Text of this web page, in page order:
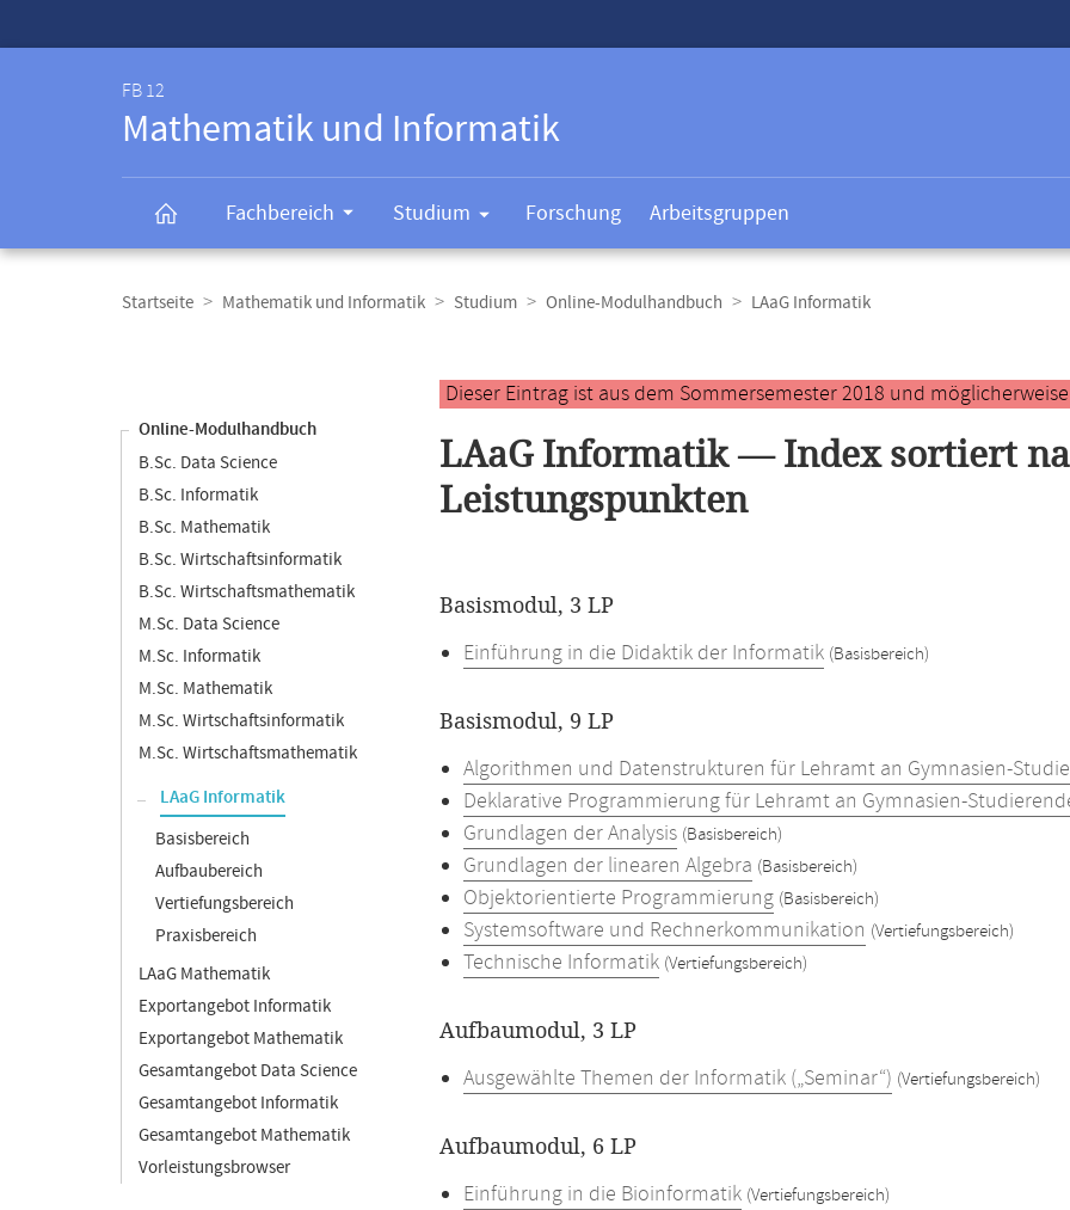
FB 12
Mathematik und Informatik
Fachbereich Studium Forschung Arbeitsgruppen
Navigation
Startseite Mathematik und Informatik Studium Online-Modulhandbuch LAaG Informatik
Online-Modulhandbuch
B.Sc. Data Science
B.Sc. Informatik
B.Sc. Mathematik
B.Sc. Wirtschaftsinformatik
B.Sc. Wirtschaftsmathematik
M.Sc. Data Science
M.Sc. Informatik
M.Sc. Mathematik
M.Sc. Wirtschaftsinformatik
M.Sc. Wirtschaftsmathematik
LAaG Informatik
Basisbereich
Aufbaubereich
Vertiefungsbereich
Praxisbereich
LAaG Mathematik
Exportangebot Informatik
Exportangebot Mathematik
Gesamtangebot Data Science
Gesamtangebot Informatik
Gesamtangebot Mathematik
Vorleistungsbrowser
Hauptinhalt
Dieser Eintrag ist aus dem Sommersemester 2018 und
LAaG Informatik — Index sortiert
Leistungspunkten
Basismodul, 3 LP
Einführung in die Didaktik der Informatik (Basisbereich)
Basismodul, 9 LP
Algorithmen und Datenstrukturen für Lehramt an Gymnasien-
Deklarative Programmierung für Lehramt an Gymnasien-
Grundlagen der Analysis (Basisbereich)
Grundlagen der linearen Algebra (Basisbereich)
Objektorientierte Programmierung (Basisbereich)
Systemsoftware und Rechnerkommunikation (Vertiefungsbereich)
Technische Informatik (Vertiefungsbereich)
Aufbaumodul, 3 LP
Ausgewählte Themen der Informatik („Seminar“) (Vertiefungsbereich)
Aufbaumodul, 6 LP
Einführung in die Bioinformatik (Vertiefungsbereich)